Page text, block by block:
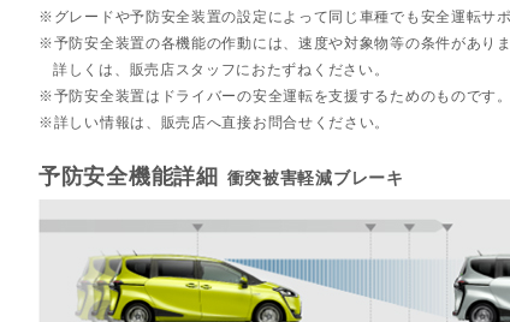
グレードや予防安全装置の設定によって同じ車種でも安全運転サ
予防安全装置の各機能の作動には、速度や対象物等の条件があり
詳しくは、販売店スタッフにおたずねください。
予防安全装置はドライバーの安全運転を支援するためのものです
詳しい情報は、販売店へ直接お問合せください。
予防安全機能詳細 衝突被害軽減ブレーキ